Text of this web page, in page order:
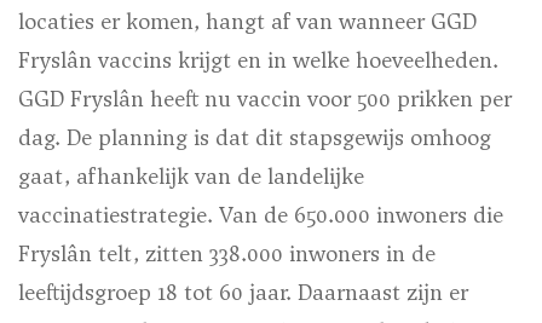
locaties er komen, hangt af van wanneer GGD
Fryslân vaccins krijgt en in welke hoeveelheden.
GGD Fryslân heeft nu vaccin voor 500 prikken per
dag. De planning is dat dit stapsgewijs omhoog
gaat, afhankelijk van de landelijke
vaccinatiestrategie. Van de 650.000 inwoners die
Fryslân telt, zitten 338.000 inwoners in de
leeftijdsgroep 18 tot 60 jaar. Daarnaast zijn er